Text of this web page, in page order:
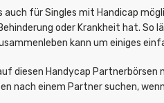
für Singles mit Handicap
oder Krankheit hat.
kann um einiges
diesen Handycap
nach einem Partner suchen,